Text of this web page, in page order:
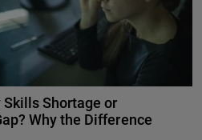
Shortage or
Why the Difference